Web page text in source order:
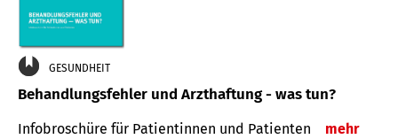
GESUNDHEIT
Behandlungsfehler und Arzthaftung - was tun?
Infobroschüre für Patientinnen und Patienten mehr